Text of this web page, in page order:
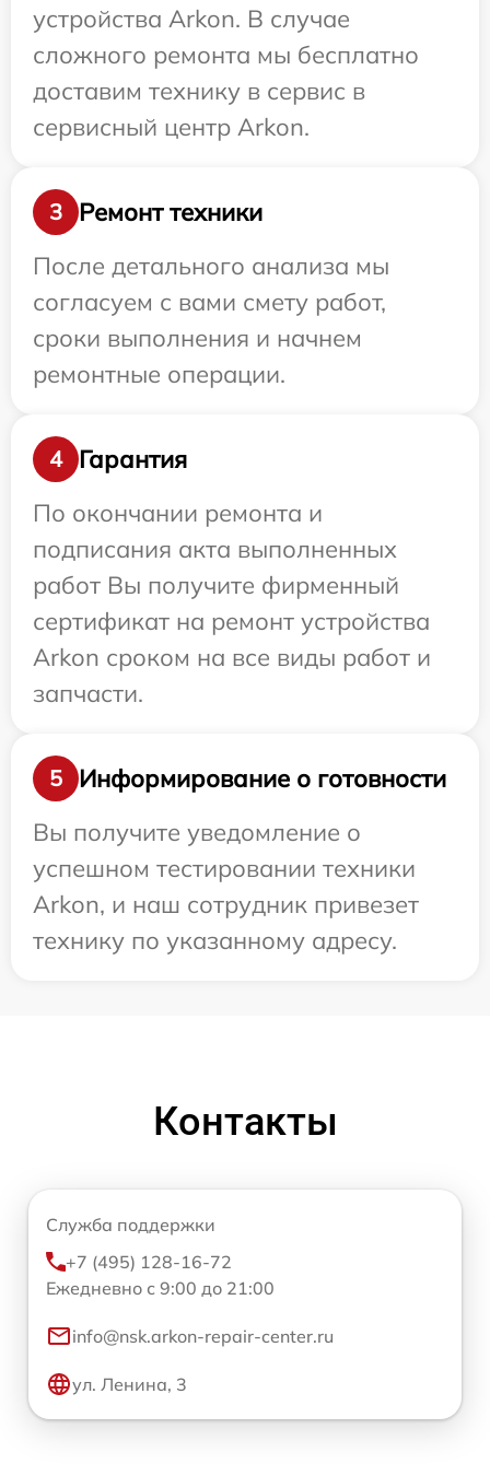
устройства Arkon. В случае
сложного ремонта мы бесплатно
доставим технику в сервис в
сервисный центр Arkon.
3
Ремонт техники
После детального анализа мы
согласуем с вами смету работ,
сроки выполнения и начнем
ремонтные операции.
4
Гарантия
По окончании ремонта и
подписания акта выполненных
работ Вы получите фирменный
сертификат на ремонт устройства
Arkon сроком на все виды работ и
запчасти.
5
Информирование о готовности
Вы получите уведомление о
успешном тестировании техники
Arkon, и наш сотрудник привезет
технику по указанному адресу.
Контакты
Служба поддержки
+7 (495) 128-16-72
Ежедневно с 9:00 до 21:00
info@nsk.arkon-repair-center.ru
ул. Ленина, 3